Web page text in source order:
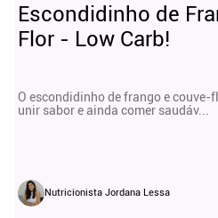
Escondidinho de
Flor - Low Carb!
O escondidinho de frango e couve-
unir sabor e ainda comer saudáv...
Nutricionista Jordana Lessa